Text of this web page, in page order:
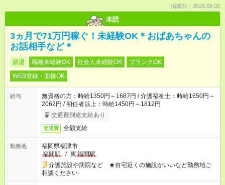
掲載日：2026.08.02
未読
3ヵ月で71万円稼ぐ！未経験OK＊おばあちゃんの
お話相手など＊
派遣 職種未経験OK 社会人未経験OK
ブランクOK
WEB登録・面接OK
給与
無資格の方：時給1350円～1687円 / 介護福祉士：時給1650円～
2062円 / 初任者以上：時給1450円～1812円
交通費別途支給あり
交通費 全額支給
勤務地
福岡県福津市
福間駅
/ 東 福間駅
介護施設や病院など ★自宅近くの施設がいいなど勤務地ご
相談ください